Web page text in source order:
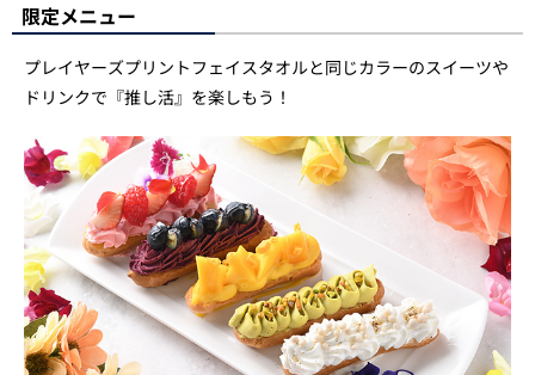
限定メニュー
プレイヤーズプリントフェイスタオルと同じカラーのスイーツや
ドリンクで『推し活』を楽しもう！